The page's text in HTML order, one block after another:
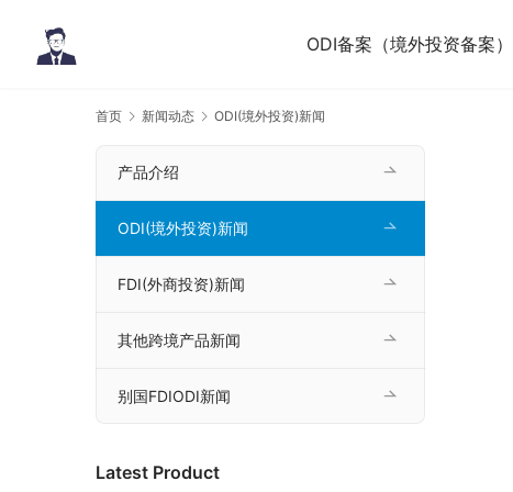
ODI备案（境外投资备案）
首页 新闻动态 ODI(境外投资)新闻
产品介绍
ODI(境外投资)新闻
FDI(外商投资)新闻
其他跨境产品新闻
别国FDIODI新闻
Latest Product